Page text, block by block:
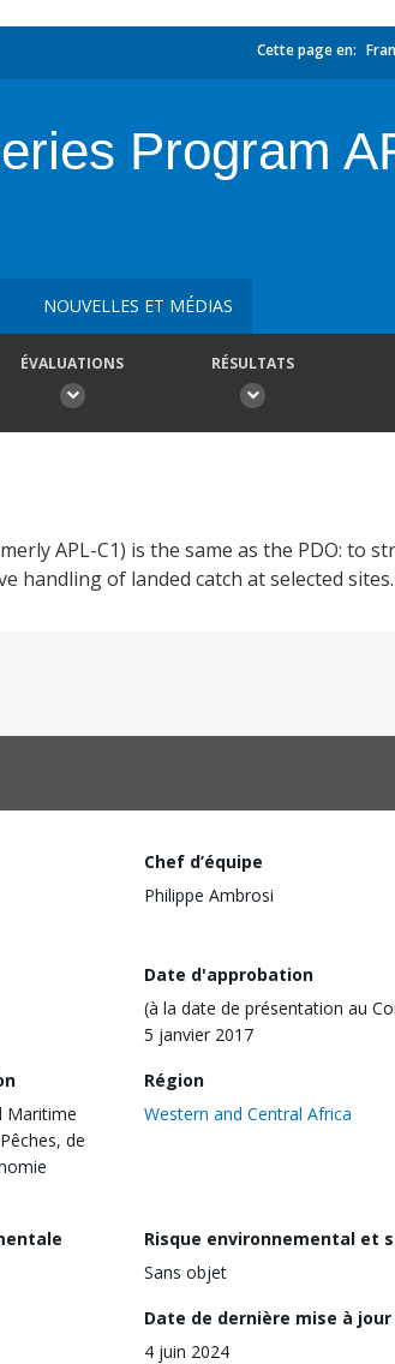
Cette page en:
Program
NOUVELLES ET MÉDIAS
ÉVALUATIONS RÉSULTATS
APL-C1) is the same as the PDO: to
handling of landed catch at selected sites.
Chef d’équipe
Philippe Ambrosi
Date d'approbation
(à la date de présentation au
5 janvier 2017
Maritime
de
Région
Western and Central Africa
Risque environnemental et
Sans objet
Date de dernière mise à jour
4 juin 2024